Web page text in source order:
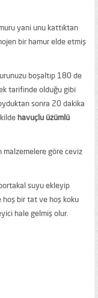
yani unu kattıktan
bir hamur elde etmiş
boşaltıp 180 de
tarifinde olduğu gibi
sonra 20 dakika
havuçlu üzümlü
göre ceviz
suyu ekleyip
hoş bir tat ve hoş koku
hale gelmiş olur.